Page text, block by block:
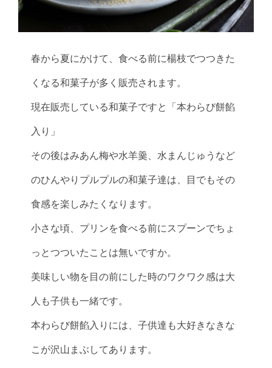
春から夏にかけて、食べる前に楊枝でつつきた
くなる和菓子が多く販売されます。
現在販売している和菓子ですと「本わらび餅餡
入り」
その後はみあん梅や水羊羹、水まんじゅうなど
のひんやりプルプルの和菓子達は、目でもその
食感を楽しみたくなります。
小さな頃、プリンを食べる前にスプーンでちょ
っとつついたことは無いですか。
美味しい物を目の前にした時のワクワク感は大
人も子供も一緒です。
本わらび餅餡入りには、子供達も大好きなきな
こが沢山まぶしてあります。